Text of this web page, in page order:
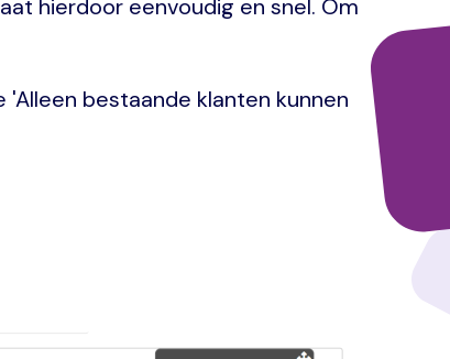
hierdoor eenvoudig en snel. Om
bestaande klanten kunnen